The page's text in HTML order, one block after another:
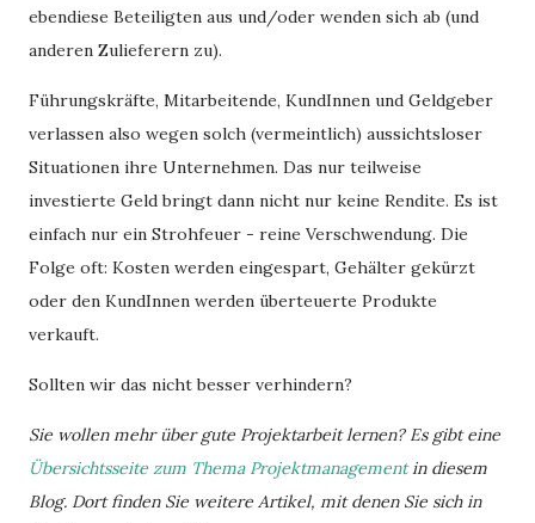
ebendiese Beteiligten aus und/oder wenden sich ab (und
anderen Zulieferern zu).
Führungskräfte, Mitarbeitende, KundInnen und Geldgeber
verlassen also wegen solch (vermeintlich) aussichtsloser
Situationen ihre Unternehmen. Das nur teilweise
investierte Geld bringt dann nicht nur keine Rendite. Es ist
einfach nur ein Strohfeuer - reine Verschwendung. Die
Folge oft: Kosten werden eingespart, Gehälter gekürzt
oder den KundInnen werden überteuerte Produkte
verkauft.
Sollten wir das nicht besser verhindern?
Sie wollen mehr über gute Projektarbeit lernen? Es gibt eine
Übersichtsseite zum Thema Projektmanagementin diesem
Blog. Dort finden Sie weitere Artikel, mit denen Sie sich in